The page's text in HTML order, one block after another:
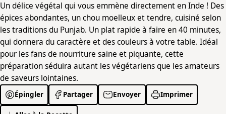
Un délice végétal qui vous emmène directement en Inde ! Des
épices abondantes, un chou moelleux et tendre, cuisiné selon
les traditions du Punjab. Un plat rapide à faire en 40 minutes,
qui donnera du caractère et des couleurs à votre table. Idéal
pour les fans de nourriture saine et piquante, cette
préparation séduira autant les végétariens que les amateurs
de saveurs lointaines.
Épingler Partager Envoyer Imprimer